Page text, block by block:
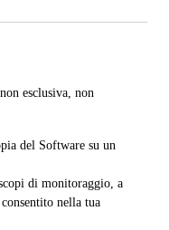
esclusiva, non
del Software su un
di monitoraggio, a
nella tua